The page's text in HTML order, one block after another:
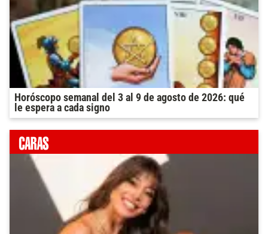
Horóscopo semanal del 3 al 9 de agosto de 2026: qué
le espera a cada signo